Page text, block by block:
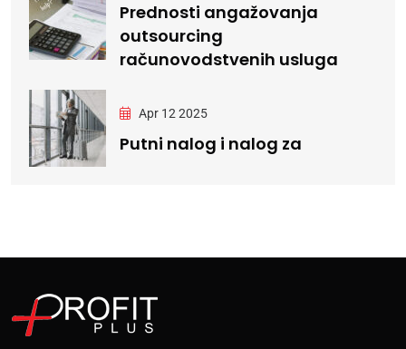
Prednosti angažovanja
outsourcing
računovodstvenih usluga
Apr 12 2025
Putni nalog i nalog za